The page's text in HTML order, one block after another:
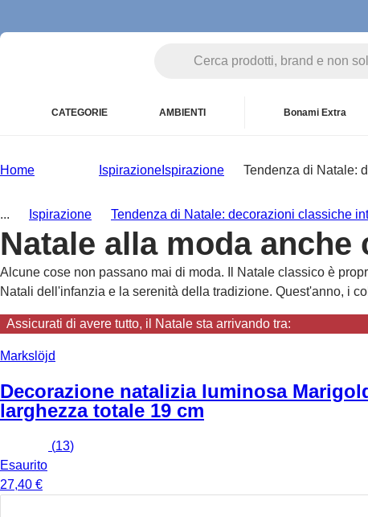
CATEGORIE AMBIENTI Bonami Extra
Home Ispirazione Ispirazione Tendenza di Natale:
... Ispirazione Tendenza di Natale: decorazioni classiche
Natale alla moda
Alcune cose non passano mai di moda. Il Natale classico è
Natali dell'infanzia e la serenità della tradizione. Quest'anno, i
Assicurati di avere tutto, il Natale sta arrivando tra:
Markslöjd
Decorazione natalizia luminosa
larghezza totale 19 cm
(13)
Esaurito
27,40 €